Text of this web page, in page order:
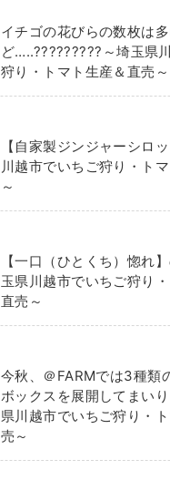
イチゴの花びらの数枚は
ど…..?????????～埼玉県
狩り・トマト生産＆直売～
【自家製ジンジャーシロ
川越市でいちご狩り・ト
～
【一口（ひとくち）惚れ
玉県川越市でいちご狩り
直売～
今秋、＠FARMでは3種類
ボックスを展開してまい
県川越市でいちご狩り・
売～